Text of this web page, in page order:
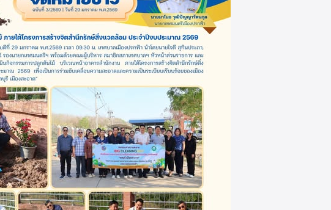
Search
for: Search